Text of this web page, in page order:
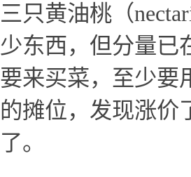
三只黄油桃（
少东西，但分量已
要来买菜，至少要
的摊位，发现涨价
了。